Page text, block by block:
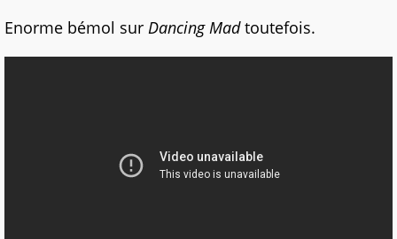
Enorme bémol sur Dancing Madtoutefois.